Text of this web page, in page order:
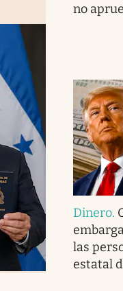
no
Dinero.
las
estatal